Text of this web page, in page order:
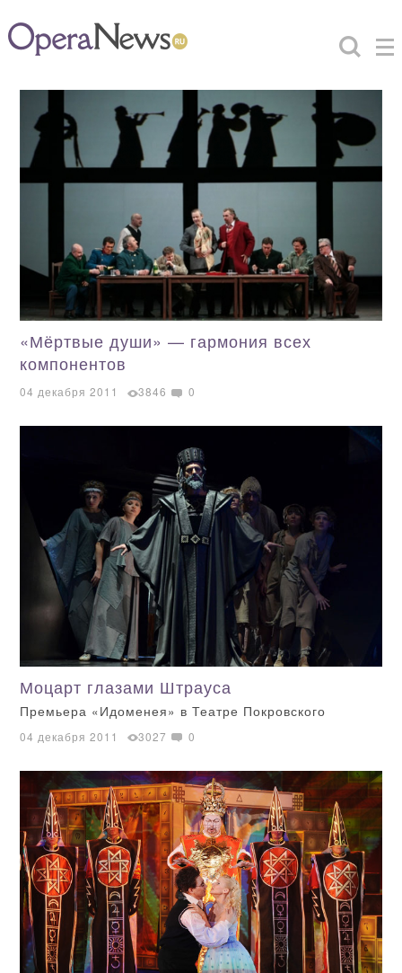
«Мёртвые души» — гармония всех
компонентов
04 декабря 2011 3846 0
Моцарт глазами Штрауса
Премьера «Идоменея» в Театре Покровского
04 декабря 2011 3027 0